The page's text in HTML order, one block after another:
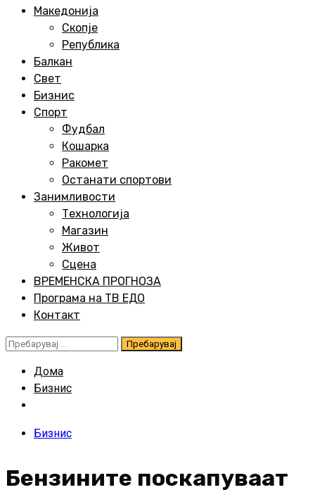
Македонија
Скопје
Република
Балкан
Свет
Бизнис
Спорт
Фудбал
Кошарка
Ракомет
Останати спортови
Занимливости
Технологија
Магазин
Живот
Сцена
ВРЕМЕНСКА ПРОГНОЗА
Програма на ТВ ЕДО
Контакт
Пребарувај
Дома
Бизнис
Бизнис
Бензините поскапуваат